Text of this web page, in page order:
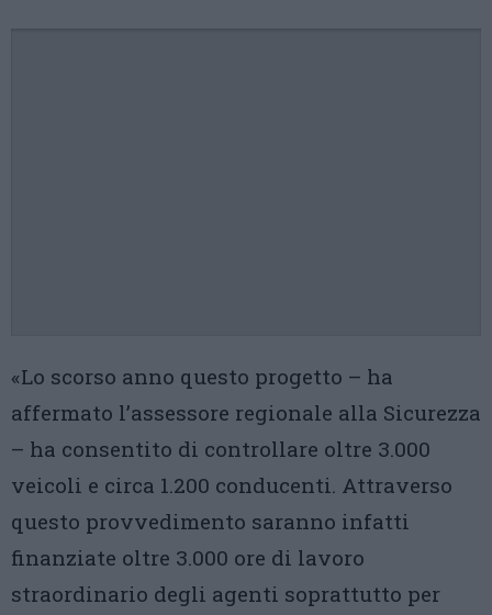
«Lo scorso anno questo progetto – ha
affermato l’assessore regionale alla Sicurezza
– ha consentito di controllare oltre 3.000
veicoli e circa 1.200 conducenti. Attraverso
questo provvedimento saranno infatti
finanziate oltre 3.000 ore di lavoro
straordinario degli agenti soprattutto per